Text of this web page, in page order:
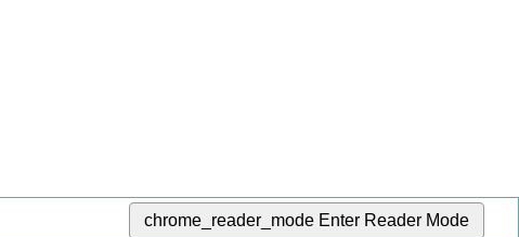
chrome_reader_mode Enter Reader Mode